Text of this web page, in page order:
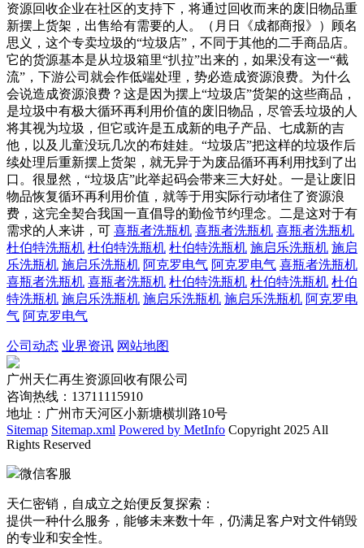
资源回收企业在社区的支持下，将通过回收而来的废旧物品重
新摆上货架，出售给有需要的人。（月日《成都商报》）顾名
思义，这个专卖垃圾的“垃圾店”，不同于其他的二手商品店。
它的货源基本是从垃圾箱里“扒拉”出来的，如果没有这一“截
流”，下游公司就会作低端处理，势必造成资源浪费。为什么
会说造成资源浪费？这是因为摆上“垃圾店”货架的这些商品，
是垃圾中有极大循环再利用价值的废旧物品，尽管丢垃圾的人
将其视为垃圾，但它或许是五成新的电子产品、七成新的吉
他，以及儿童没玩几次的布娃娃。“垃圾店”把这样的垃圾作后
续处理后重新摆上货架，就无异于为废品循环再利用找到了出
口。很显然，“垃圾店”此举起码会带来三大好处。一是让废旧
物品恢复循环再利用价值，就等于用实际行动堵住了资源浪
费，这完全契合我国一直倡导的勤俭节约理念。二是这对于有
需求的人来讲，可 喜瓶者洗瓶机 喜瓶者洗瓶机 喜瓶者洗瓶机
杜伯特洗瓶机 杜伯特洗瓶机 杜伯特洗瓶机 施启乐洗瓶机 施启
乐洗瓶机 施启乐洗瓶机 阿克罗电气 阿克罗电气 喜瓶者洗瓶机
喜瓶者洗瓶机 喜瓶者洗瓶机 杜伯特洗瓶机 杜伯特洗瓶机 杜伯
特洗瓶机 施启乐洗瓶机 施启乐洗瓶机 施启乐洗瓶机 阿克罗电
气 阿克罗电气
公司动态 业界资讯 网站地图
广州天仁再生资源回收有限公司
咨询热线：13711115910
地址：广州市天河区小新塘横圳路10号
Sitemap Sitemap.xml Powered by MetInfo Copyright 2025 All
Rights Reserved
微信客服
天仁密销，自成立之始便反复探索：
提供一种什么服务，能够未来数十年，仍满足客户对文件销毁
的专业和安全性。